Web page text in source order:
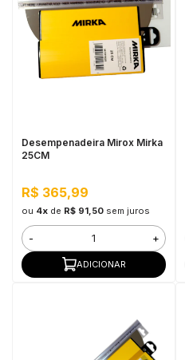
Desempenadeira Mirox Mirka
25CM
R$ 365,99
ou 4xde R$ 91,50 sem juros
- +
ADICIONAR